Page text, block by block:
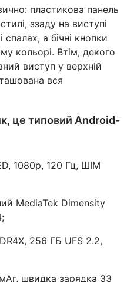
пластикова панель
ззаду на виступі
спалах, а бічні кнопки
кольорі. Втім, декого
виступ у верхній
вся
це типовий Android-
1080p, 120 Гц, ШІМ
MediaTek Dimensity
256 ГБ UFS 2.2,
швидка зарядка 33